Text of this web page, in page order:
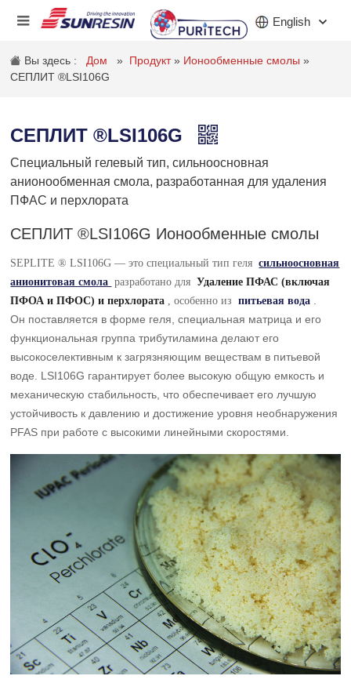
English
ПРОДУКТ
ПРИЛОЖЕНИЕ
ИНВЕСТОРЫ
КАРЬЕРА
КОНТАКТ
Вы здесь : Дом » Продукт» Ионообменные смолы»
СЕПЛИТ ®LSI106G
СЕПЛИТ ®LSI106G
Специальный гелевый тип, сильноосновная
анионообменная смола, разработанная для удаления
ПФАС и перхлората
СЕПЛИТ ®LSI106G Ионообменные смолы
SEPLITE ® LSI106G — это специальный тип гелясильноосновная
анионитовая смола разработано дляУдаление ПФАС (включая
ПФОА и ПФОС) и перхлората , особенно изпитьевая вода
Он поставляется в форме геля, специальная матрица и его
функциональная группа трибутиламина делают его
высокоселективным к загрязняющим веществам в питьевой
воде. LSI106G гарантирует более высокую общую емкость и
механическую стабильность, что обеспечивает его лучшую
устойчивость к давлению и достижение уровня необнаружения
PFAS при работе с высокими линейными скоростями.